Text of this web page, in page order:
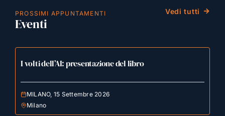
PROSSIMI APPUNTAMENTI
Eventi
Vedi tutti
I volti dell’AI: presentazione del libro
MILANO, 15 Settembre 2026
Milano